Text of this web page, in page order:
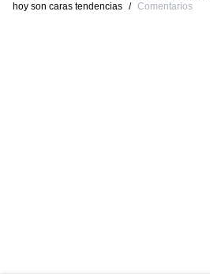
hoy son caras tendencias / Comentarios